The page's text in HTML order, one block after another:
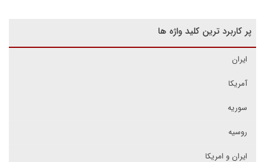
پر کاربرد ترین کلید واژه ها
ایران
آمریکا
سوریه
روسیه
ایران و امریکا